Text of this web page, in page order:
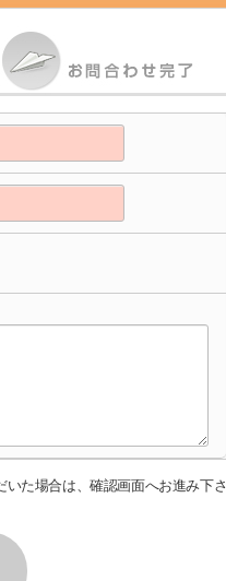
た場合は、確認画面へお進み下さ